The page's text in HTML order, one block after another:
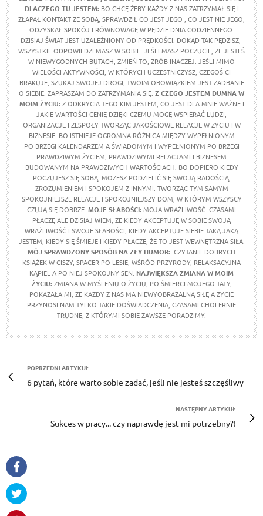
DLACZEGO TU JESTEM: BO CHCĘ ŻEBY KAŻDY Z NAS ZATRZYMAŁ SIĘ I
ZŁAPAŁ KONTAKT ZE SOBĄ, SPRAWDZIŁ CO JEST JEGO , CO JEST NIE JEGO,
ODZYSKAŁ SPOKÓJ I RÓWNOWAGĘ W PĘDZIE DNIA CODZIENNEGO.
DZISIAJ ŚWIAT JEST UZALEŻNIONY OD PRĘDKOŚCI. DOKĄD TAK PĘDZISZ,
WSZYSTKIE ODPOWIEDZI MASZ W SOBIE. JEŚLI MASZ POCZUCIE, ŻE JESTEŚ
W NIEWYGODNYCH BUTACH, ZMIEŃ TO, ZRÓB INACZEJ. JEŚLI MIMO
WIELOŚCI AKTYWNOŚCI, W KTÓRYCH UCZESTNICZYSZ, CZEGOŚ CI
BRAKUJE, SZUKAJ SWOJEJ DROGI, TWOIM OBOWIĄZKIEM JEST ZADBANIE
O SIEBIE. ZAPRASZAM DO ZATRZYMANIA SIĘ. Z CZEGO JESTEM DUMNA W
MOIM ŻYCIU:Z ODKRYCIA TEGO KIM JESTEM, CO JEST DLA MNIE WAŻNE I
JAKIE WARTOŚCI CENIĘ DZIĘKI CZEMU MOGĘ WSPIERAĆ LUDZI,
ORGANIZACJE I ZESPOŁY TWORZĄC JAKOŚCIOWE RELACJE W ŻYCIU I W
BIZNESIE. BO ISTNIEJE OGROMNA RÓŻNICA MIĘDZY WYPEŁNIONYM
PO BRZEGI KALENDARZEM A ŚWIADOMYM I WYPEŁNIONYM PO BRZEGI
PRAWDZIWYM ŻYCIEM, PRAWDZIWYMI RELACJAMI I BIZNESEM
BUDOWANYM NA PRAWDZIWYCH WARTOŚCIACH. BO DOPIERO KIEDY
POCZUJESZ SIĘ SOBĄ, MOŻESZ PODZIELIĆ SIĘ SWOJĄ RADOŚCIĄ,
ZROZUMIENIEM I SPOKOJEM Z INNYMI. TWORZĄC TYM SAMYM
SPOKOJNIEJSZE RELACJE I SPOKOJNIEJSZY DOM, W KTÓRYM WSZYSCY
CZUJĄ SIĘ DOBRZE. MOJE SŁABOŚCI:MOJA WRAŻLIWOŚĆ. CZASAMI
PŁACZĘ ALE DZISIAJ WIEM, ŻE KIEDY AKCEPTUJĘ W SOBIE SWOJĄ
WRAŻLIWOŚĆ I SWOJE SŁABOŚCI, KIEDY AKCEPTUJE SIEBIE TAKĄ JAKĄ
JESTEM, KIEDY SIĘ ŚMIEJE I KIEDY PŁACZE, ŻE TO JEST WEWNĘTRZNA SIŁA.
MÓJ SPRAWDZONY SPOSÓB NA ZŁY HUMOR: CZYTANIE DOBRYCH
KSIĄŻEK W CISZY, SPACER PO LESIE, WŚRÓD PRZYRODY, RELAKSACYJNA
KĄPIEL A PO NIEJ SPOKOJNY SEN. NAJWIĘKSZA ZMIANA W MOIM
ŻYCIU:ZMIANA W MYŚLENIU O ŻYCIU, PO ŚMIERCI MOJEGO TATY,
POKAZAŁA MI, ŻE KAŻDY Z NAS MA NIEWYOBRAŻALNĄ SIŁĘ A ŻYCIE
PRZYNOSI NAM TYLKO TAKIE DOŚWIADCZENIA, CZASAMI CHOLERNIE
TRUDNE, Z KTÓRYMI SOBIE ZAWSZE PORADZIMY.
POPRZEDNI ARTYKUŁ
6 pytań, które warto sobie zadać, jeśli nie jesteś szczęśliwy
NASTĘPNY ARTYKUŁ
Sukces w pracy... czy naprawdę jest mi potrzebny?!